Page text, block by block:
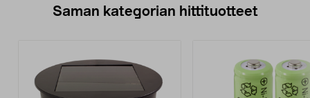
Saman kategorian hittituotteet